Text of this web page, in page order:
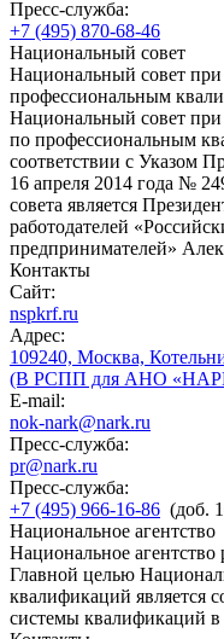
Пресс-служба:
+7 (495) 870-68-46
Национальный совет
Национальный совет
профессиональным
Национальный совет
по профессиональным
соответствии с Указом
16 апреля 2014 года №
совета является
работодателей
предпринимателей»
Контакты
Сайт:
nspkrf.ru
Адрес:
109240, Москва,
(В РСПП для АНО
E-mail:
nok-nark@nark.ru
Пресс-служба:
pr@nark.ru
Пресс-служба:
+7 (495) 966-16-86 (доб.
Национальное агентство
Национальное
Главной целью
квалификаций является
системы квалификаций в